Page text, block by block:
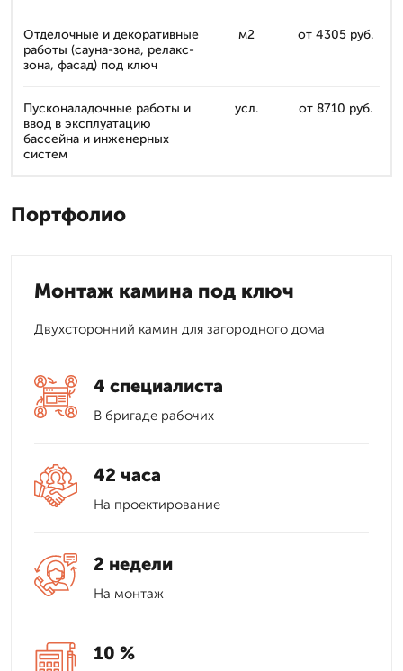
Отделочные и декоративные
работы (сауна-зона, релакс-
зона, фасад) под ключ
м2 от 4305 руб.
Пусконаладочные работы и
ввод в эксплуатацию
бассейна и инженерных
систем
усл. от 8710 руб.
Портфолио
Монтаж камина под ключ
Двухсторонний камин для загородного дома
4 специалиста
В бригаде рабочих
42 часа
На проектирование
2 недели
На монтаж
10 %